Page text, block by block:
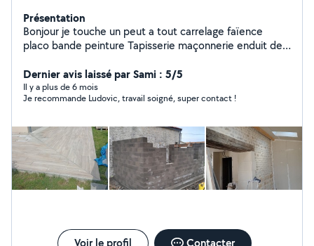
Présentation
Bonjour je touche un peut a tout carrelage faïence
placo bande peinture Tapisserie maçonnerie enduit de
Dernier avis laissé par Sami : 5/5
Il y a plus de 6 mois
Je recommande Ludovic, travail soigné, super contact !
Voir le profil Contacter